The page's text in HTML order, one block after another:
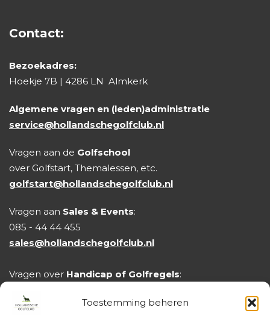
Toestemming beheren
Contact:
Bezoekadres:
Hoekje 7B | 4286 LN Almkerk
Algemene vragen en (leden)administratie
service@hollandschegolfclub.nl
Vragen aan de Golfschool
over Golfstart, Themalessen, etc.
golfstart@hollandschegolfclub.nl
Vragen aan Sales & Events:
085 - 44 44 455
sales@hollandschegolfclub.nl
Vragen over Handicap of Golfregels: